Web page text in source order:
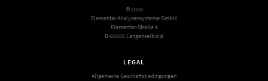
© 2026
Elementar Analysensysteme GmbH
Elementar-Straße 1
D-63505 Langenselbold
LEGAL
Allgemeine Geschäftsbedingungen